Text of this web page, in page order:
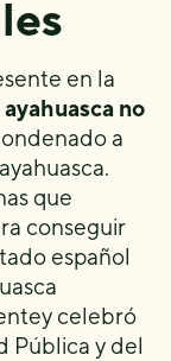
en la
ayahuasca no
a
que
conseguir
español
celebró
Pública y del